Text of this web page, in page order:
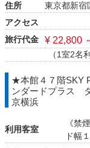
住所
東京都新宿
アクセス
旅行代金
¥ 22,800
（1室2名
★本館４７階SKY
ンダードプラス
京横浜
利用客室
《禁
ド幅